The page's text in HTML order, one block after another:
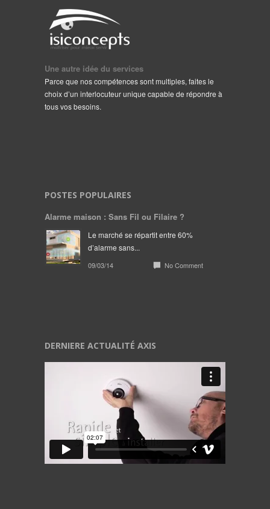
Une autre idée du services
Parce que nos compétences sont multiples, faites le
choix d’un interlocuteur unique capable de répondre à
tous vos besoins.
POSTES POPULAIRES
Alarme maison : Sans Fil ou Filaire ?
Le marché se répartit entre 60%
d’alarme sans...
09/03/14 No Comment
DERNIERE ACTUALITÉ AXIS